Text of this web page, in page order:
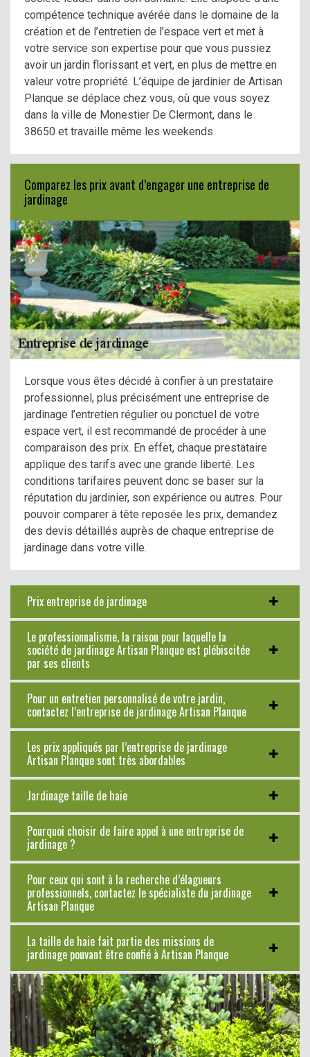
compétence technique avérée dans le domaine de la
création et de l’entretien de l’espace vert et met à
votre service son expertise pour que vous pussiez
avoir un jardin florissant et vert, en plus de mettre en
valeur votre propriété. L’équipe de jardinier de Artisan
Planque se déplace chez vous, où que vous soyez
dans la ville de Monestier De Clermont, dans le
38650 et travaille même les weekends.
Comparez les prix avant d’engager une entreprise de
jardinage
Lorsque vous êtes décidé à confier à un prestataire
professionnel, plus précisément une entreprise de
jardinage l’entretien régulier ou ponctuel de votre
espace vert, il est recommandé de procéder à une
comparaison des prix. En effet, chaque prestataire
applique des tarifs avec une grande liberté. Les
conditions tarifaires peuvent donc se baser sur la
réputation du jardinier, son expérience ou autres. Pour
pouvoir comparer à tête reposée les prix, demandez
des devis détaillés auprès de chaque entreprise de
jardinage dans votre ville.
Prix entreprise de jardinage
Le professionnalisme, la raison pour laquelle la
société de jardinage Artisan Planque est plébiscitée
par ses clients
Pour un entretien personnalisé de votre jardin,
contactez l’entreprise de jardinage Artisan Planque
Les prix appliqués par l’entreprise de jardinage
Artisan Planque sont très abordables
Jardinage taille de haie
Pourquoi choisir de faire appel à une entreprise de
jardinage ?
Pour ceux qui sont à la recherche d’élagueurs
professionnels, contactez le spécialiste du jardinage
Artisan Planque
La taille de haie fait partie des missions de
jardinage pouvant être confié à Artisan Planque